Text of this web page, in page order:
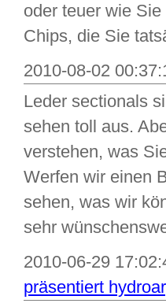
oder teuer wie
Chips, die Sie
2010-08-02
Leder sectionals
sehen toll aus.
verstehen, was
Werfen wir einen
sehen, was wir
sehr
2010-06-29
präsentiert